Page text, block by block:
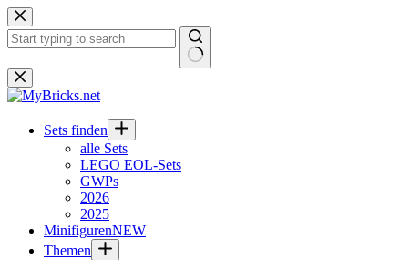
Zum
Inhalt
springen
Keine
Ergebnisse
Sets finden
alle Sets
LEGO EOL-Sets
GWPs
2026
2025
MinifigurenNEW
Themen